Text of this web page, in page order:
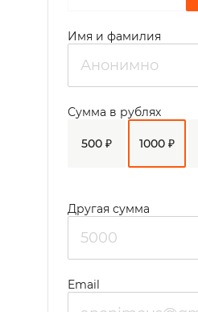
Имя и фамилия
500 ₽ 1000 ₽
Сумма в рублях
Другая сумма
Email